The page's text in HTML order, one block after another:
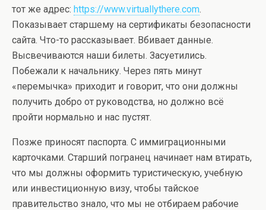
тот же адрес: https://www.virtuallythere.com.
Показывает старшему на сертификаты безопасности
сайта. Что-то рассказывает. Вбивает данные.
Высвечиваются наши билеты. Засуетились.
Побежали к начальнику. Через пять минут
«перемычка» приходит и говорит, что они должны
получить добро от руководства, но должно всё
пройти нормально и нас пустят.
Позже приносят паспорта. С иммиграционными
карточками. Старший погранец начинает нам втирать,
что мы должны оформить туристическую, учебную
или инвестиционную визу, чтобы тайское
правительство знало, что мы не отбираем рабочие